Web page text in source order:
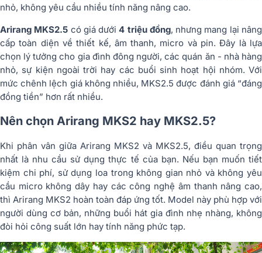
nhỏ, không yêu cầu nhiều tính năng nâng cao.
Arirang MKS2.5 có giá dưới4 triệu đồng, nhưng mang lại nâng
cấp toàn diện về thiết kế, âm thanh, micro và pin. Đây là lựa
chọn lý tưởng cho gia đình đông người, các quán ăn - nhà hàng
nhỏ, sự kiện ngoài trời hay các buổi sinh hoạt hội nhóm. Với
mức chênh lệch giá không nhiều, MKS2.5 được đánh giá “đáng
đồng tiền” hơn rất nhiều.
Nên chọn Arirang MKS2 hay MKS2.5?
Khi phân vân giữa Arirang MKS2 và MKS2.5, điều quan trọng
nhất là nhu cầu sử dụng thực tế của bạn. Nếu bạn muốn tiết
kiệm chi phí, sử dụng loa trong không gian nhỏ và không yêu
cầu micro không dây hay các công nghệ âm thanh nâng cao,
thì Arirang MKS2 hoàn toàn đáp ứng tốt. Model này phù hợp với
người dùng cơ bản, những buổi hát gia đình nhẹ nhàng, không
đòi hỏi công suất lớn hay tính năng phức tạp.